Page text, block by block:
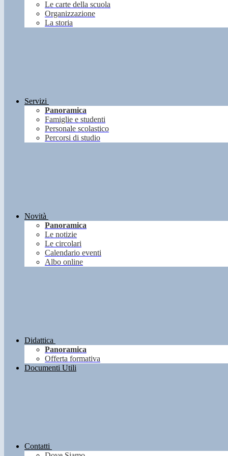
Le carte della scuola
Organizzazione
La storia
Servizi
Panoramica
Famiglie e studenti
Personale scolastico
Percorsi di studio
Novità
Panoramica
Le notizie
Le circolari
Calendario eventi
Albo online
Didattica
Panoramica
Offerta formativa
Documenti Utili
Contatti